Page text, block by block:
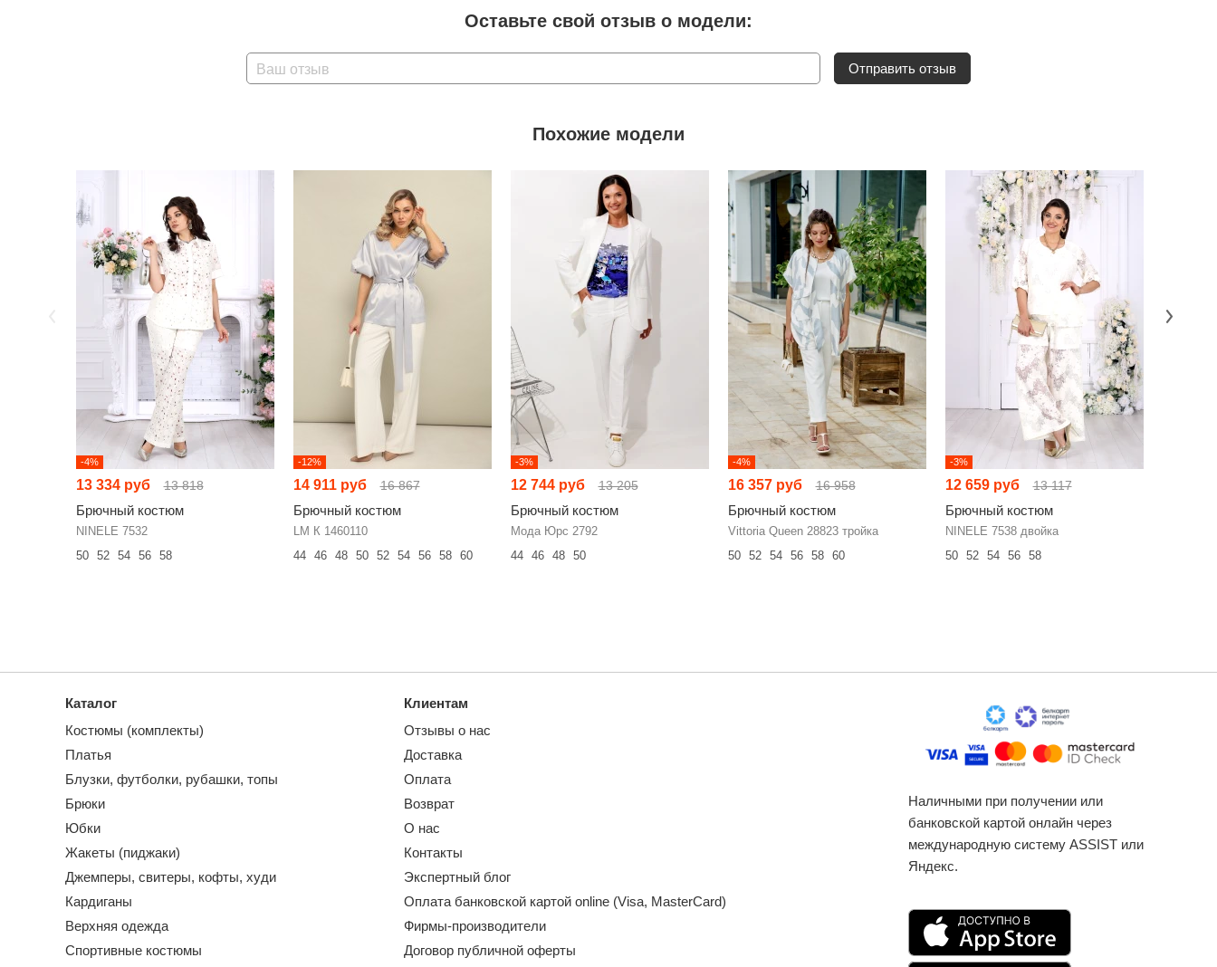
Оставьте свой отзыв о модели:
Ваш отзыв Отправить отзыв
Похожие модели
-4%
13 334 руб 13 818
Брючный костюм
NINELE 7532
50
52 54 56 58
-12%
14 911 руб 16 867
Брючный костюм
LM К 1460110
44
46 48 50 52 54 56 58 60
-3%
12 744 руб 13 205
Брючный костюм
Мода Юрс 2792
44
46 48 50
-4%
16 357 руб 16 958
Брючный костюм
Vittoria Queen 28823 тройка
50
52 54 56 58 60
-3%
12 659 руб 13 117
Брючный костюм
NINELE 7538 двойка
50
52 54 56 58
Каталог
Костюмы (комплекты)
Платья
Блузки, футболки, рубашки, топы
Брюки
Юбки
Жакеты (пиджаки)
Джемперы, свитеры, кофты, худи
Кардиганы
Верхняя одежда
Спортивные костюмы
Клиентам
Отзывы о нас
Доставка
Оплата
Возврат
О нас
Контакты
Экспертный блог
Оплата банковской картой online (Visa, MasterCard)
Фирмы-производители
Договор публичной оферты
Наличными при получении или
банковской картой онлайн через
международную систему ASSIST или
Яндекс.